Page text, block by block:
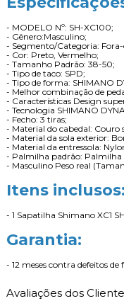
- MODELO Nº: SH-XC100;
- Gênero:Masculino;
- Segmento/Categoria:
- Cor: Preto, Vermelho;
- Tamanho Padrão: 38-50;
- Tipo de taco: SPD;
- Tipo de forma: SHIMANO
- Melhor combinação de
- Características Design
- Tecnologia SHIMANO
- Fecho: 3 tiras;
- Material do cabedal: Couro
- Material da sola exterior:
- Material da entressola:
- Palmilha padrão: Palmilha
- Masculino Peso real
Itens inclusos:
- 1 Sapatilha Shimano XC1
Garantia:
- 12 meses contra defeitos de
Avaliações dos